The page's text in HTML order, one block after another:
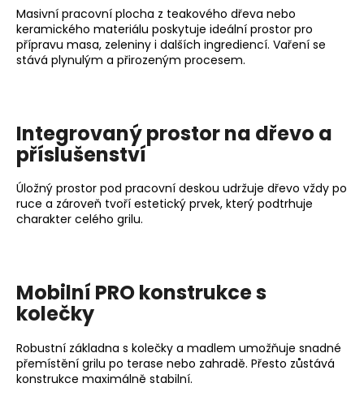
s
u
Masivní pracovní plocha z teakového dřeva nebo
keramického materiálu poskytuje ideální prostor pro
přípravu masa, zeleniny i dalších ingrediencí. Vaření se
stává plynulým a přirozeným procesem.
Integrovaný prostor na dřevo a
příslušenství
Úložný prostor pod pracovní deskou udržuje dřevo vždy po
ruce a zároveň tvoří estetický prvek, který podtrhuje
charakter celého grilu.
Mobilní PRO konstrukce s
kolečky
Robustní základna s kolečky a madlem umožňuje snadné
přemístění grilu po terase nebo zahradě. Přesto zůstává
konstrukce maximálně stabilní.